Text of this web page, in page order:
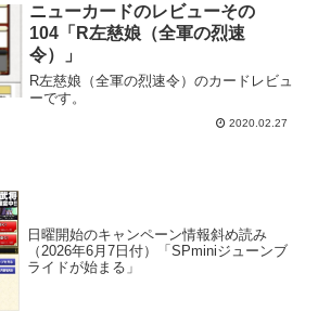
ニューカードのレビューその
104「R左慈娘（全軍の烈速
令）」
R左慈娘（全軍の烈速令）のカードレビュ
ーです。
2020.02.27
日曜開始のキャンペーン情報斜め読み
（2026年6月7日付）「SPminiジューンブ
ライドが始まる」